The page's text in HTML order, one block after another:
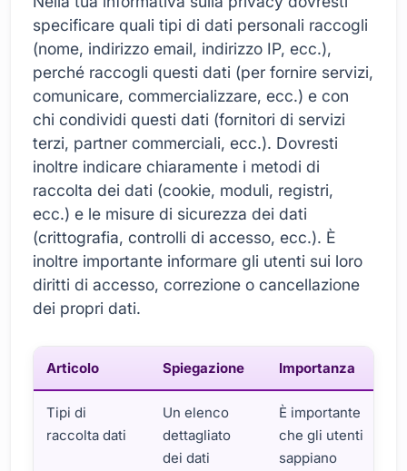
specificare quali tipi di dati personali raccogli
(nome, indirizzo email, indirizzo IP, ecc.),
perché raccogli questi dati (per fornire servizi,
comunicare, commercializzare, ecc.) e con
chi condividi questi dati (fornitori di servizi
terzi, partner commerciali, ecc.). Dovresti
inoltre indicare chiaramente i metodi di
raccolta dei dati (cookie, moduli, registri,
ecc.) e le misure di sicurezza dei dati
(crittografia, controlli di accesso, ecc.). È
inoltre importante informare gli utenti sui loro
diritti di accesso, correzione o cancellazione
dei propri dati.
Articolo Spiegazione Importanza
Tipi di
raccolta dati
Un elenco
dettagliato
dei dati
È importante
che gli utenti
sappiano